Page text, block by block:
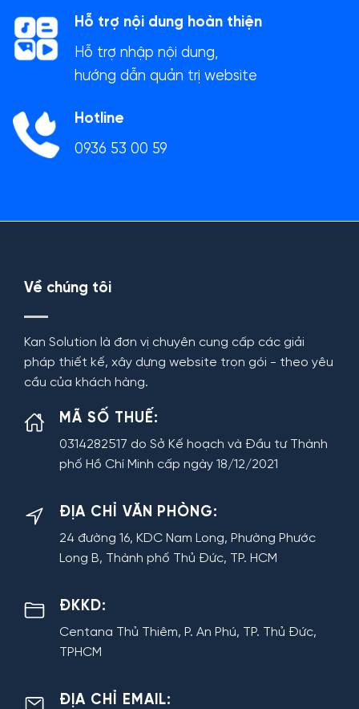
Hỗ trợ nội dung hoàn thiện
Hỗ trợ nhập nội dung,
hướng dẫn quản trị website
Hotline
0936 53 00 59
Về chúng tôi
Kan Solution là đơn vị chuyên cung cấp các giải
pháp thiết kế, xây dựng website trọn gói - theo yêu
cầu của khách hàng.
MÃ SỐ THUẾ:
0314282517 do Sở Kế hoạch và Đầu tư Thành
phố Hồ Chí Minh cấp ngày 18/12/2021
ĐỊA CHỈ VĂN PHÒNG:
24 đường 16, KDC Nam Long, Phường Phước
Long B, Thành phố Thủ Đức, TP. HCM
ĐKKD:
Centana Thủ Thiêm, P. An Phú, TP. Thủ Đức,
TPHCM
ĐỊA CHỈ EMAIL: